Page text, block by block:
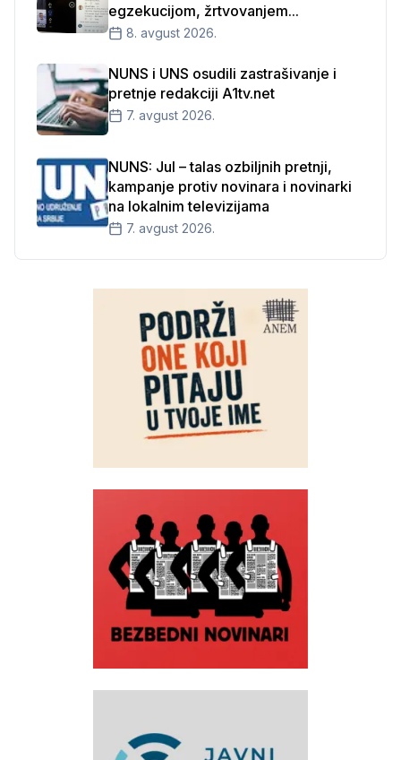
egzekucijom, žrtvovanjem...
8. avgust 2026.
NUNS i UNS osudili zastrašivanje i
pretnje redakciji A1tv.net
7. avgust 2026.
NUNS: Jul – talas ozbiljnih pretnji,
kampanje protiv novinara i novinarki
na lokalnim televizijama
7. avgust 2026.